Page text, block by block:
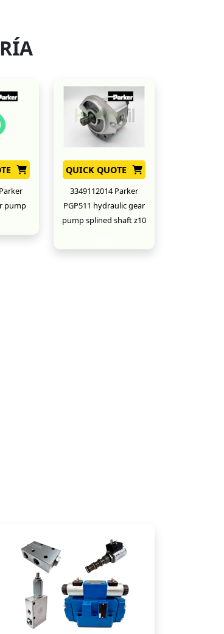
pump
QUICK QUOTE
3349112014 Parker
PGP511 hydraulic gear
pump splined shaft z10